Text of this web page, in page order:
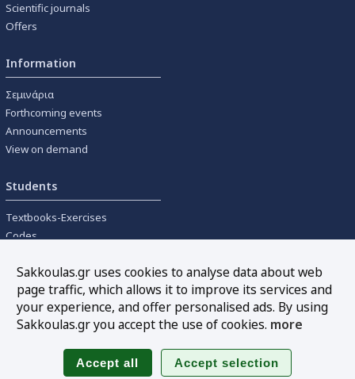
Scientific journals
Offers
Information
Σεμινάρια
Forthcoming events
Announcements
View on demand
Students
Textbooks-Exercises
Codes
Tools
Online interest calculation
Sakkoulas.gr uses cookies to analyse data about web
page traffic, which allows it to improve its services and
your experience, and offer personalised ads. By using
Sakkoulas.gr you accept the use of cookies. more